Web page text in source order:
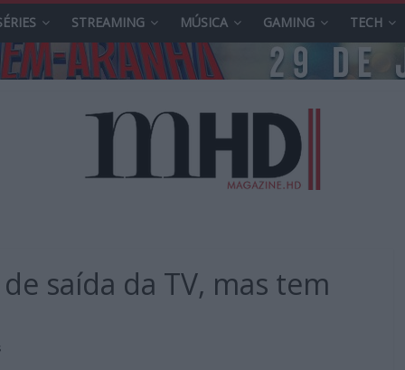
STREAMING MÚSICA GAMING TECH
saída da TV, mas tem